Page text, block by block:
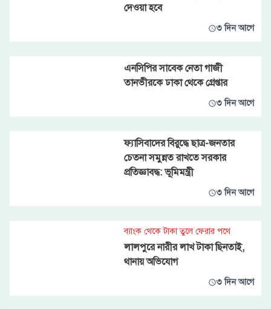
দেওয়া হবে
৩ দিন আগে
এনসিপির সাবেক নেতা গাজী
তানভীরকে ঢাকা থেকে গ্রেপ্তার
৩ দিন আগে
ফ্যাসিবাদের বিরুদ্ধে ছাত্র-জনতার
চেতনা সমুন্নত রাখতে সরকার
প্রতিজ্ঞাবদ্ধ: ভূমিমন্ত্রী
৩ দিন আগে
ব্যাংক থেকে টাকা তুলে ফেরার পথে
লালপুরে নারীর লাখ টাকা ছিনতাই,
থানায় অভিযোগ
৩ দিন আগে